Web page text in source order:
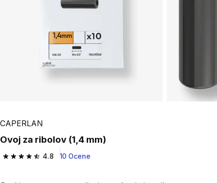
CAPERLAN
Ovoj za ribolov (1,4 mm)
4.8
4.8 od 5 zvezdic from 10 ocene
10 Ocene